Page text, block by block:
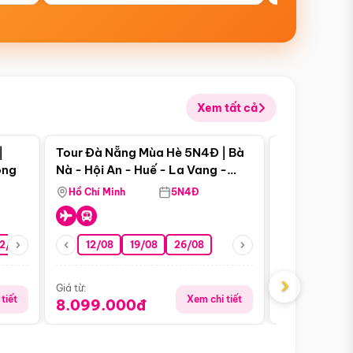
Xem tất cả
08 26/08 05/09 09/09 12/09
tiết
Điểm nổi bật
Tour Đà Nẵng Mùa Hè 5N4Đ | Bà
Nà - Hội An - Huế - La Vang -
Động Thiên Đường
Hồ Chí Minh 5N4Đ
12/08 19/08 26/08
Giá từ:
8.099.000đ Xem chi tiết
Giá từ:
›